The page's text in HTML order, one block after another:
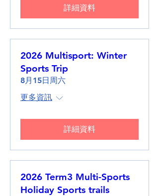
詳細資料
2026 Multisport: Winter
Sports Trip
8月15日周六
更多資訊
詳細資料
2026 Term3 Multi-Sports
Holiday Sports trails